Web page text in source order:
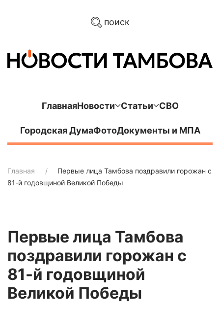
поиск
ГлавнаяНовости Статьи СВО
Городская ДумаФотоДокументы и МПА
Главная
Первые лица Тамбова поздравили горожан с
81-й годовщиной Великой Победы
Первые лица Тамбова
поздравили горожан с
81-й годовщиной
Великой Победы